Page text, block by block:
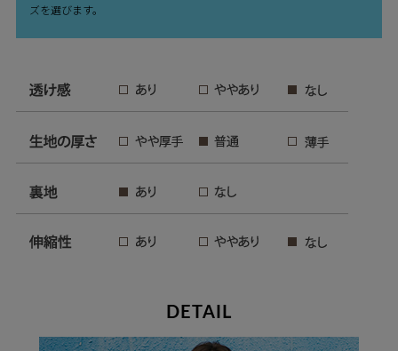
ズを選びます。
DETAIL